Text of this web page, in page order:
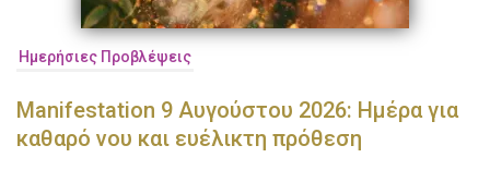
Ημερήσιες Προβλέψεις
Manifestation 9 Αυγούστου 2026: Ημέρα για
καθαρό νου και ευέλικτη πρόθεση